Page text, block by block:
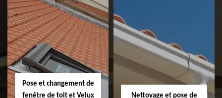
Couvreur 31
Etanchéité de
faitage et faitière
31
Pose et changement de
fenêtre de toit et Velux
Nettoyage et pose de